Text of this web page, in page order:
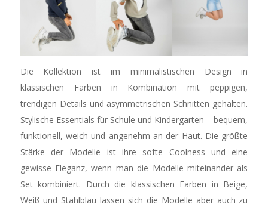
Die Kollektion ist im minimalistischen Design in
klassischen Farben in Kombination mit peppigen,
trendigen Details und asymmetrischen Schnitten gehalten.
Stylische Essentials für Schule und Kindergarten – bequem,
funktionell, weich und angenehm an der Haut. Die größte
Stärke der Modelle ist ihre softe Coolness und eine
gewisse Eleganz, wenn man die Modelle miteinander als
Set kombiniert. Durch die klassischen Farben in Beige,
Weiß und Stahlblau lassen sich die Modelle aber auch zu